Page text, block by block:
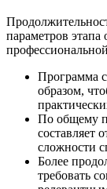
параметров этапа
Программа
образом,
По общему
составляет
сложности
Более
требовать